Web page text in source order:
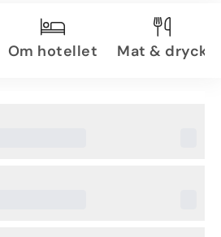
Om hotellet Mat & dryck